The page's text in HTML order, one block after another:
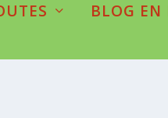
BLOG EN